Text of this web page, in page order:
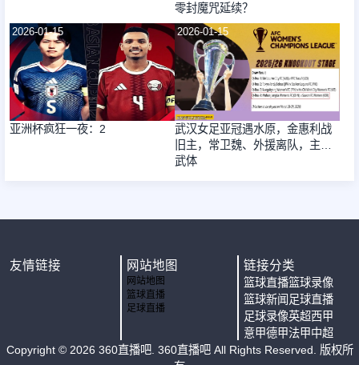
零封魔咒延续？
2026-01-15
亚洲杯疯狂一夜：2
2026-01-15
武汉女足亚冠遇水原，金惠利战
旧主，常卫魏、外援离队，主场
武体
友情链接 网站地图
网站地图
篮球直播
足球直播
链接分类
篮球直播篮球录像
篮球新闻 足球直播
足球录像英超西甲
意甲德甲法甲中超
Copyright © 2026 360直播吧. 360直播吧 All Rights Reserved. 版权所